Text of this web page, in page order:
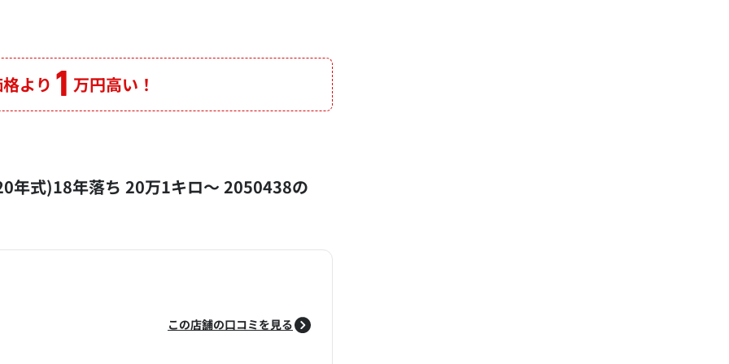
より 1 万円高い！
年式)18年落ち 20万1キロ～ 2050438の
この店舗の口コミを見る